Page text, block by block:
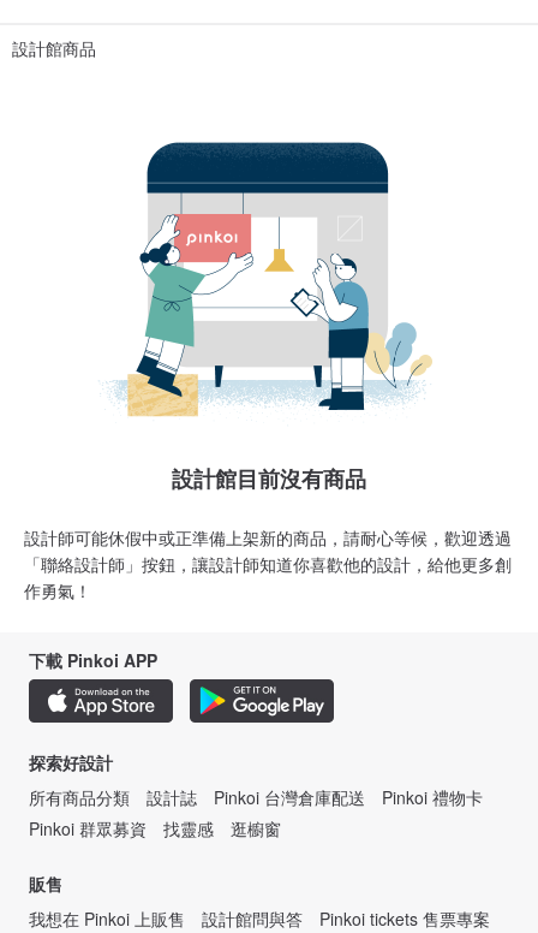
設計館商品
設計館目前沒有商品
設計師可能休假中或正準備上架新的商品，請耐心等候，歡迎透過
「聯絡設計師」按鈕，讓設計師知道你喜歡他的設計，給他更多創
作勇氣！
下載 Pinkoi APP
探索好設計
所有商品分類
設計誌 Pinkoi 台灣倉庫配送
Pinkoi 禮物卡
Pinkoi 群眾募資
找靈感 逛櫥窗
販售
我想在 Pinkoi 上販售
設計館問與答 Pinkoi tickets 售票專案